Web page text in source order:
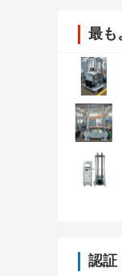
最も
認証